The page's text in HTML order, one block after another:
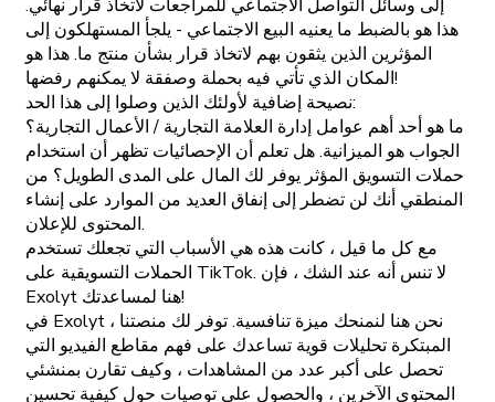
إلى وسائل التواصل الاجتماعي للمراجعات لاتخاذ قرار نهائي.
هذا هو بالضبط ما يعنيه البيع الاجتماعي - يلجأ المستهلكون إلى
المؤثرين الذين يثقون بهم لاتخاذ قرار بشأن منتج ما. هذا هو
المكان الذي تأتي فيه بحملة وصفقة لا يمكنهم رفضها!
نصيحة إضافية لأولئك الذين وصلوا إلى هذا الحد:
ما هو أحد أهم عوامل إدارة العلامة التجارية / الأعمال التجارية؟
الجواب هو الميزانية. هل تعلم أن الإحصائيات تظهر أن استخدام
حملات التسويق المؤثر يوفر لك المال على المدى الطويل؟ من
المنطقي أنك لن تضطر إلى إنفاق العديد من الموارد على إنشاء
المحتوى للإعلان.
مع كل ما قيل ، كانت هذه هي الأسباب التي تجعلك تستخدم
الحملات التسويقية على TikTok. لا تنس أنه عند الشك ، فإن
Exolyt هنا لمساعدتك!
في Exolyt ، نحن هنا لنمنحك ميزة تنافسية. توفر لك منصتنا
المبتكرة تحليلات قوية تساعدك على فهم مقاطع الفيديو التي
تحصل على أكبر عدد من المشاهدات ، وكيف تقارن بمنشئي
المحتوى الآخرين ، والحصول على توصيات حول كيفية تحسين